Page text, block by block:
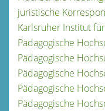
juristische
Karlsruher Institut
Pädagogische
Pädagogische
Pädagogische
Pädagogische
Pädagogische